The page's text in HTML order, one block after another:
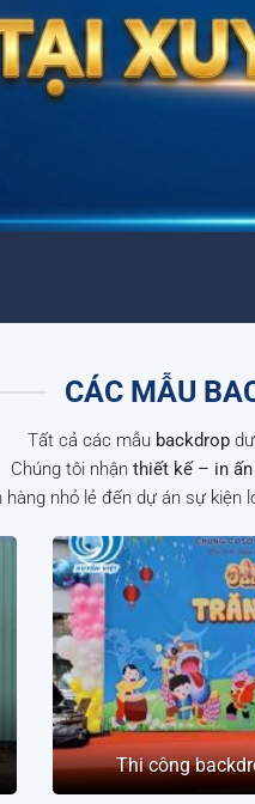
CÁC MẪU
Tất cả các mẫu backdrop
Chúng tôi nhận thiết kế – in
nhỏ lẻ đến dự án sự kiện
Thi công